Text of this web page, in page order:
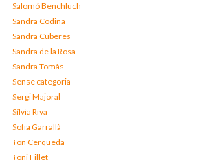
Salomó Benchluch
Sandra Codina
Sandra Cuberes
Sandra de la Rosa
Sandra Tomàs
Sense categoria
Sergi Majoral
Sílvia Riva
Sofia Garrallà
Ton Cerqueda
Toni Fillet